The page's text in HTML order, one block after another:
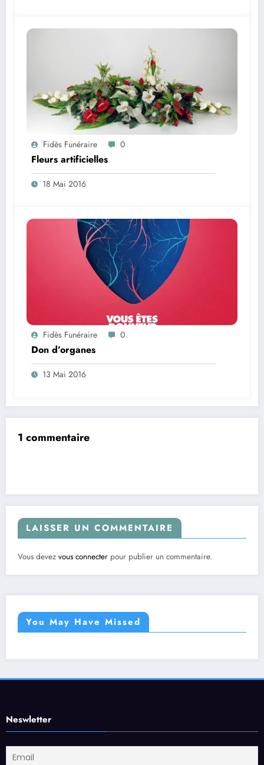
Fidès Funéraire 0
Fleurs artificielles
18 Mai 2016
Fidès Funéraire 0
Don d’organes
13 Mai 2016
1 commentaire
LAISSER UN COMMENTAIRE
Vous devez vous connecter pour publier un commentaire.
You May Have Missed
Neswletter